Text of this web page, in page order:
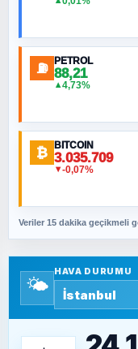
MURAT
ORHAN
Fahişeye
SAVAŞ
⛽ PETROL
88,21
▲4,73%
₿ BITCOIN
3.035.709
▼-0,07%
Veriler 15 dakika geçikmeli
🌤️
HAVA DURUMU